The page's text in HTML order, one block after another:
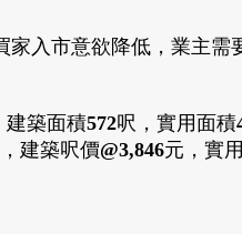
家入市意欲降低 ，業主需
建築面積572呎 ， 實用面積
， 建築呎價@3,846元 ， 實